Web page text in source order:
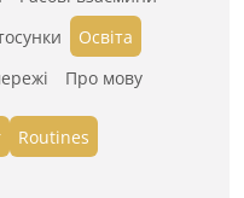
Освіта
Про мову
Routines